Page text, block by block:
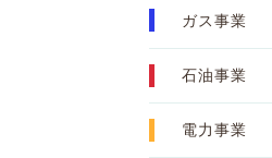
ガス事業
石油事業
電力事業